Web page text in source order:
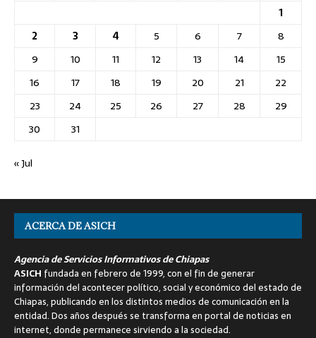
1
2
3 4 5 6 7
8
9
10 11 12 13 14
15
16
17 18 19 20 21
22
23
24 25 26 27 28
29
30
31
« Jul
ACERCA DE ASICH
Agencia de Servicios Informativos de Chiapas
ASICH fundada en febrero de 1999, con el fin de generar
información del acontecer político, social y económico del estado de
Chiapas, publicando en los distintos medios de comunicación en la
entidad. Dos años después se transforma en portal de noticias en
internet, donde permanece sirviendo a la sociedad.